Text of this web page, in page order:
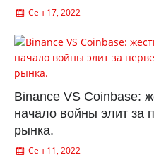
Сен 17, 2022
Binance VS Coinbase:
начало войны элит за
рынка.
Сен 11, 2022